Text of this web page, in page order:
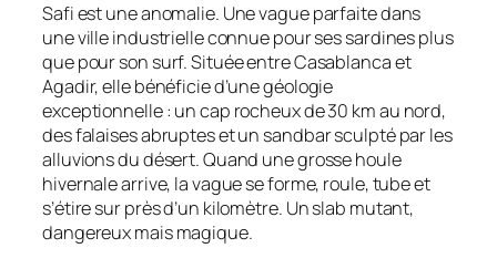
Safi est une anomalie. Une vague parfaite dans
une ville industrielle connue pour ses sardines plus
que pour son surf. Située entre Casablanca et
Agadir, elle bénéficie d’une géologie
exceptionnelle : un cap rocheux de 30 km au nord,
des falaises abruptes et un sandbar sculpté par les
alluvions du désert. Quand une grosse houle
hivernale arrive, la vague se forme, roule, tube et
s’étire sur près d’un kilomètre. Un slab mutant,
dangereux mais magique.